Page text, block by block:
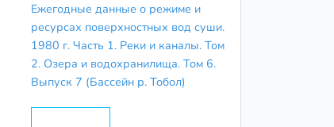
Ежегодные данные о режиме и
ресурсах поверхностных вод суши.
1980 г. Часть 1. Реки и каналы. Том
2. Озера и водохранилища. Том 6.
Выпуск 7 (Бассейн р. Тобол)